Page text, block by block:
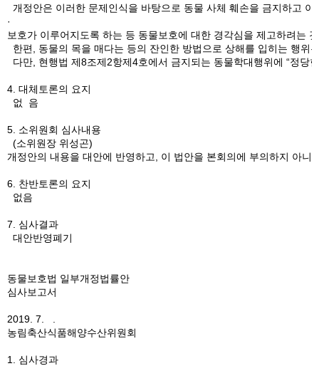
개정안은 이러한 문제인식을 바탕으로 동물 사체 훼손을 금지하고
·
보호가 이루어지도록 하는 등 동물보호에 대한 경각심을 제고하려는
한편, 동물의 목을 매다는 등의 잔인한 방법으로 상해를 입히는 행
다만, 현행법 제8조제2항제4호에서 금지되는 동물학대행위에 “정
4. 대체토론의 요지
없 음
5. 소위원회 심사내용
(소위원장 위성곤)
개정안의 내용을 대안에 반영하고, 이 법안을 본회의에 부의하지 아니
6. 찬반토론의 요지
없음
7. 심사결과
대안반영폐기
동물보호법 일부개정법률안
심사보고서
2019. 7. .
농림축산식품해양수산위원회
1. 심사경과